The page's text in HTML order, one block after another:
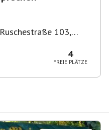
Ruschestraße 103,
4
FREIE PLÄTZE